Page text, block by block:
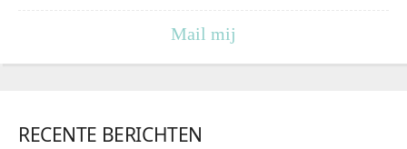
Mail mij
RECENTE BERICHTEN